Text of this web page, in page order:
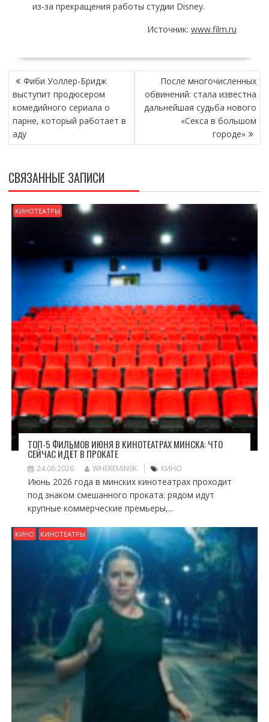
из-за прекращения работы студии Disney.
Источник:www.film.ru
НАВИГАЦИЯ
ПО
ЗАПИСЯМ
Фиби Уоллер-Бридж
выступит продюсером
комедийного сериала о
парне, который работает в
аду
После многочисленных
обвинений: стала известна
дальнейшая судьба нового
«Секса в большом
городе»
СВЯЗАННЫЕ ЗАПИСИ
КИНОТЕАТРЫ
ТОП-5 ФИЛЬМОВ ИЮНЯ В КИНОТЕАТРАХ МИНСКА: ЧТО
СЕЙЧАС ИДЁТ В ПРОКАТЕ
24.06.2026 WHEREMINSK КИНО
Июнь 2026 года в минских кинотеатрах проходит
под знаком смешанного проката: рядом идут
крупные коммерческие премьеры,...
КИНО КИНОТЕАТРЫ